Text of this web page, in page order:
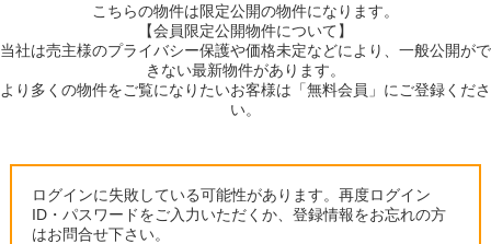
こちらの物件は限定公開の物件になります。
【会員限定公開物件について】
当社は売主様のプライバシー保護や価格未定などにより、一般公開がで
きない最新物件があります。
より多くの物件をご覧になりたいお客様は「無料会員」にご登録くださ
い。
ログインに失敗している可能性があります。再度ログイン
ID・パスワードをご入力いただくか、登録情報をお忘れの方
はお問合せ下さい。